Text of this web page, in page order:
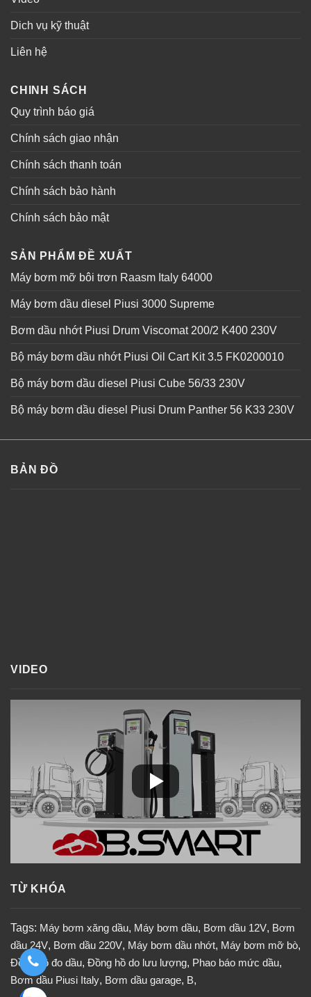
Dich vụ kỹ thuật
Liên hệ
CHINH SÁCH
Quy trình báo giá
Chính sách giao nhận
Chính sách thanh toán
Chính sách bảo hành
Chính sách bảo mật
SẢN PHẨM ĐỀ XUẤT
Máy bơm mỡ bôi trơn Raasm Italy 64000
Máy bơm dầu diesel Piusi 3000 Supreme
Bơm dầu nhớt Piusi Drum Viscomat 200/2 K400 230V
Bộ máy bơm dầu nhớt Piusi Oil Cart Kit 3.5 FK0200010
Bộ máy bơm dầu diesel Piusi Cube 56/33 230V
Bộ máy bơm dầu diesel Piusi Drum Panther 56 K33 230V
BẢN ĐỒ
VIDEO
TỪ KHÓA
Tags: Máy bơm xăng dầu, Máy bơm dầu, Bơm dầu 12V, Bơm
dầu 24V, Bơm dầu 220V, Máy bơm dầu nhớt, Máy bơm mỡ bò,
Đồng hồ đo dầu, Đồng hồ do lưu lượng, Phao báo mức dầu,
Bơm dầu Piusi Italy, Bơm dầu garage, B,